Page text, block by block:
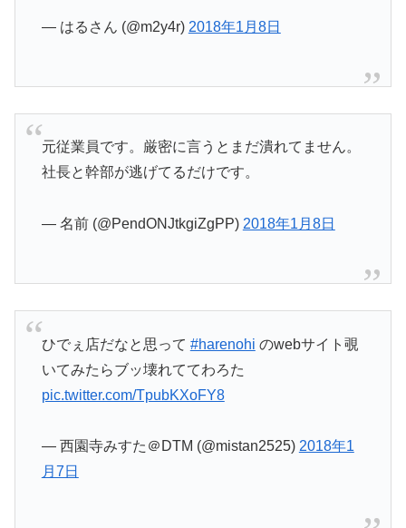
— はるさん (@m2y4r) 2018年1月8日
元従業員です。厳密に言うとまだ潰れてません。
社長と幹部が逃げてるだけです。
— 名前 (@PendONJtkgiZgPP) 2018年1月8日
ひでぇ店だなと思って #harenohi のwebサイト覗
いてみたらブッ壊れててわろた
pic.twitter.com/TpubKXoFY8
— 西園寺みすた＠DTM (@mistan2525) 2018年1
月7日